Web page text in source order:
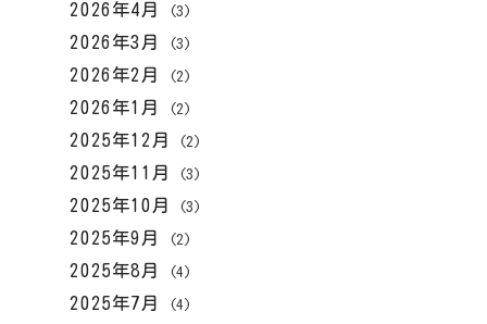
2026年4月 (3)
2026年3月 (3)
2026年2月 (2)
2026年1月 (2)
2025年12月 (2)
2025年11月 (3)
2025年10月 (3)
2025年9月 (2)
2025年8月 (4)
2025年7月 (4)